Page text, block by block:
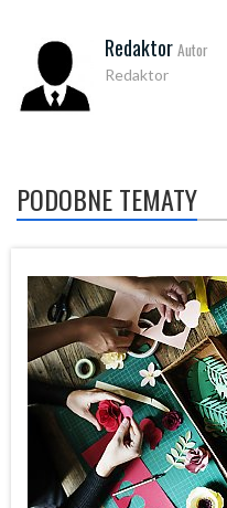
Redaktor Autor
Redaktor
PODOBNE TEMATY